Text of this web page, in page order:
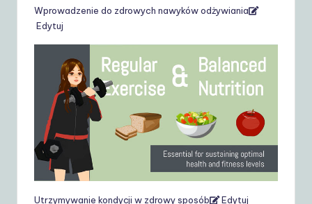
Wprowadzenie do zdrowych nawyków odżywiania
Edytuj
Utrzymywanie kondycji w zdrowy sposób Edytuj